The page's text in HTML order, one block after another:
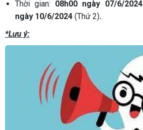
Thời gian: 08h00 ngày 07/6/2024
ngày 10/6/2024 (Thứ 2).
*Lưu ý: